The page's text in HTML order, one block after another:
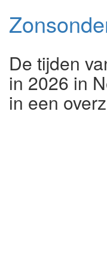
De tijden
in 2026 in
in een